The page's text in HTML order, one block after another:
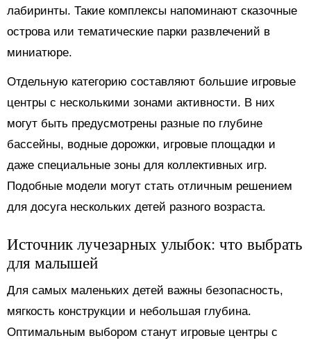
лабиринты. Такие комплексы напоминают сказочные
острова или тематические парки развлечений в
миниатюре.
Отдельную категорию составляют большие игровые
центры с несколькими зонами активности. В них
могут быть предусмотрены разные по глубине
бассейны, водные дорожки, игровые площадки и
даже специальные зоны для коллективных игр.
Подобные модели могут стать отличным решением
для досуга нескольких детей разного возраста.
Источник лучезарных улыбок: что выбрать
для малышей
Для самых маленьких детей важны безопасность,
мягкость конструкции и небольшая глубина.
Оптимальным выбором станут игровые центры с